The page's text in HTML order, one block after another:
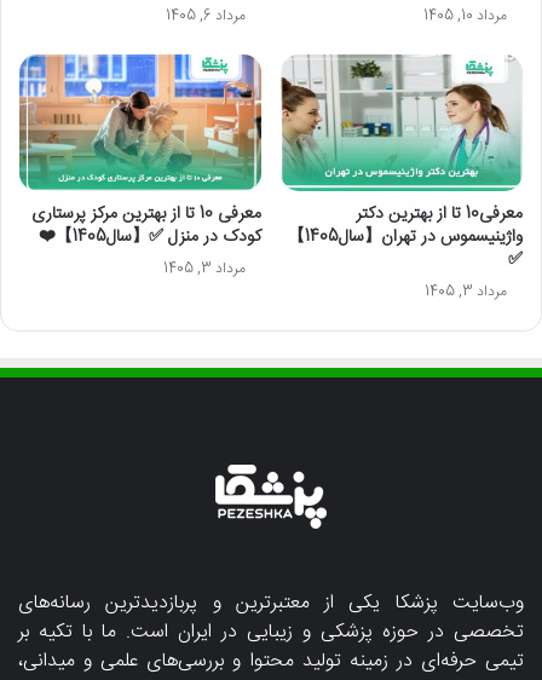
مرداد 10, 1405 مرداد 6, 1405
معرفی10 تا از بهترین دکتر
واژینیسموس در تهران【سال1405】
✅
مرداد 3, 1405
معرفی 10 تا از بهترین مرکز پرستاری
کودک در منزل ✅【سال1405】❤️
مرداد 3, 1405
وب‌سایت پزشکا یکی از معتبرترین و پربازدیدترین رسانه‌های
تخصصی در حوزه پزشکی و زیبایی در ایران است. ما با تکیه بر
تیمی حرفه‌ای در زمینه تولید محتوا و بررسی‌های علمی و میدانی،